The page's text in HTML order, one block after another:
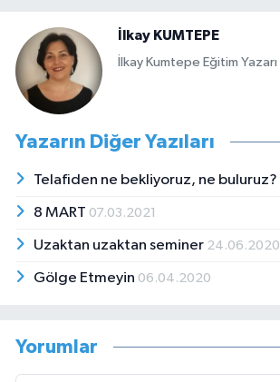
İlkay KUMTEPE
İlkay Kumtepe Eğitim Yazarı
Yazarın Diğer Yazıları
Telafiden ne bekliyoruz, ne buluruz?
8 MART 07.03.2021
Uzaktan uzaktan seminer 24.06.2020
Gölge Etmeyin 06.04.2020
Yorumlar